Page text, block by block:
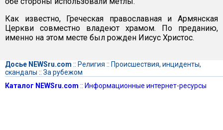
Как известно, Греческая православная и Армянская
Церкви совместно владеют храмом. По преданию,
именно на этом месте был рожден Иисус Христос.
Досье NEWSru.com :: Религия :: Происшествия, инциденты,
скандалы :: За рубежом
Каталог NEWSru.com :: Информационные интернет-ресурсы